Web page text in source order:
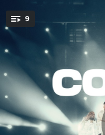
You're
9
Recaída / Vai Me Dando Corda / Adorei (Ao Vivo)
05:01
02:48
Chega Dessa Dor / a Ponto de Mentir / Distância (Ao Vivo)
05:41